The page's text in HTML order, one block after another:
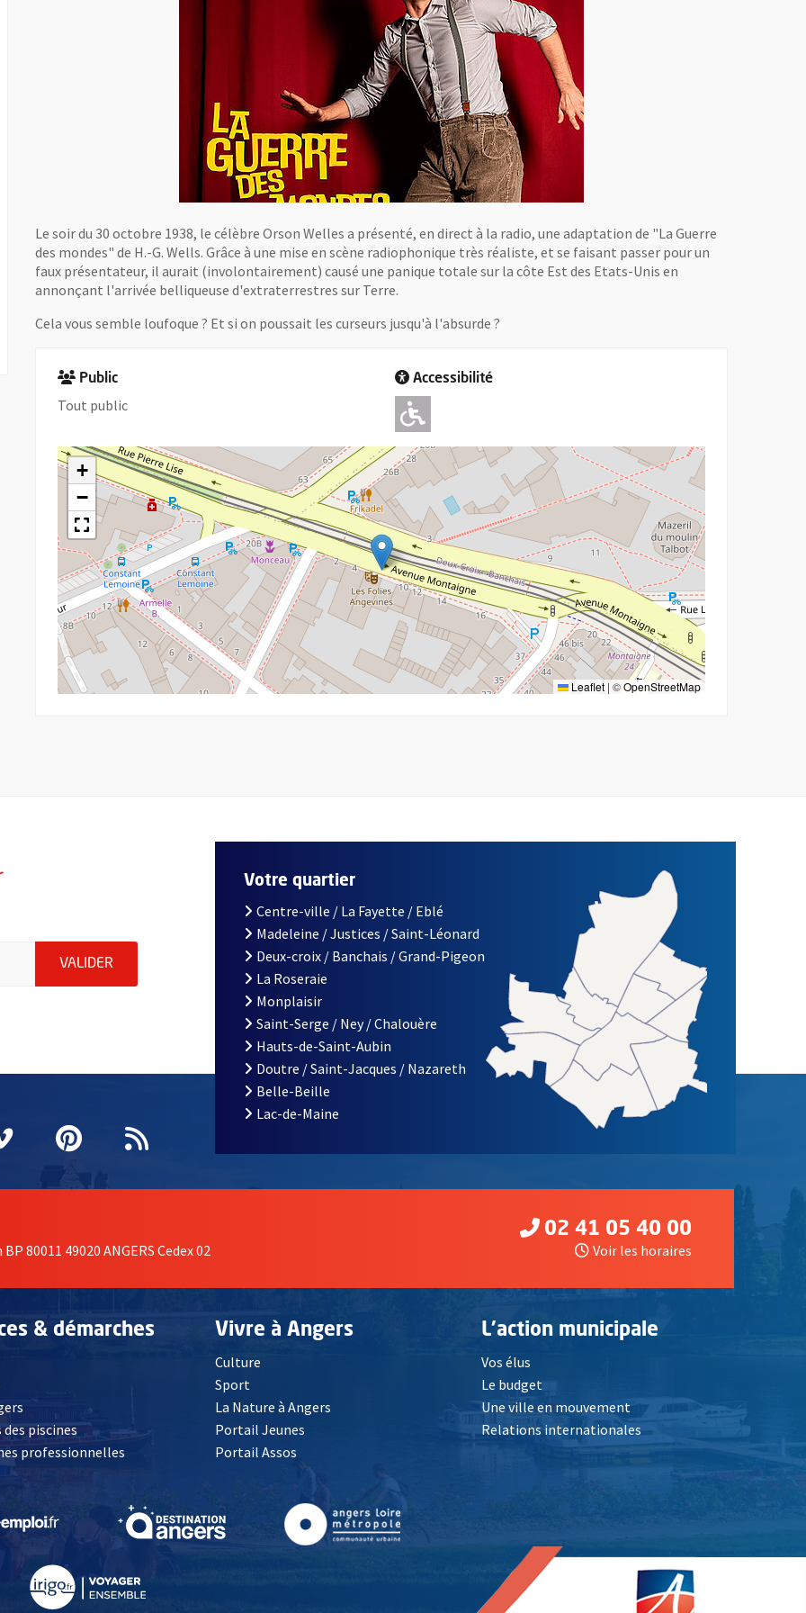
Le soir du 30 octobre 1938, le célèbre Orson Welles a présenté, en direct à la radio, une adaptation de "La Guerre
des mondes" de H.-G. Wells. Grâce à une mise en scène radiophonique très réaliste, et se faisant passer pour un
faux présentateur, il aurait (involontairement) causé une panique totale sur la côte Est des Etats-Unis en
annonçant l'arrivée belliqueuse d'extraterrestres sur Terre.
Cela vous semble loufoque ? Et si on poussait les curseurs jusqu'à l'absurde ?
Public
Tout public
Accessibilité
Adapté pour l'handicap Moteur
+
−
Leaflet | ©OpenStreetMap
indiquez votre email (champ obligatoire)
VALIDER ENVOYER MA DEMANDE D'INSCRIPTION À LA LETTRE D'INFORMATION DE LA VILLE D'ANGERS
fenêtrefenêtre
une nouvelle fenêtre
Vimeo
, Ouvre une nouvelle fenêtre
Pinterest
, Ouvre une nouvelle fenêtre
Flux RSS
Votre quartier
Centre-ville / La Fayette / Eblé
Madeleine / Justices / Saint-Léonard
Deux-croix / Banchais / Grand-Pigeon
La Roseraie
Monplaisir
Saint-Serge / Ney / Chalouère
Hauts-de-Saint-Aubin
Doutre / Saint-Jacques / Nazareth
Belle-Beille
Lac-de-Maine
80011 49020 ANGERS Cedex 02
02 41 05 40 00
Voir les horaires
& démarches
, Ouvre une nouvelle fenêtre
piscines
professionnelles
Vivre à Angers
Culture
Sport
La Nature à Angers
Portail Jeunes
Portail Assos
L'action municipale
Vos élus
Le budget
Une ville en mouvement
Relations internationales
fenêtre , Ouvre une nouvelle fenêtre , Ouvre une nouvelle fenêtre, Ouvre une nouvelle fenêtre